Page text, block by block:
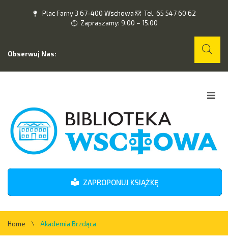
Plac Farny 3 67-400 Wschowa
Tel. 65 547 60 62
Zapraszamy: 9.00 – 15.00
Obserwuj Nas:
O nas
Wydarzenia
Kontakt
ZAPROPONUJ KSIĄŻKĘ
Home \ Akademia Brzdąca